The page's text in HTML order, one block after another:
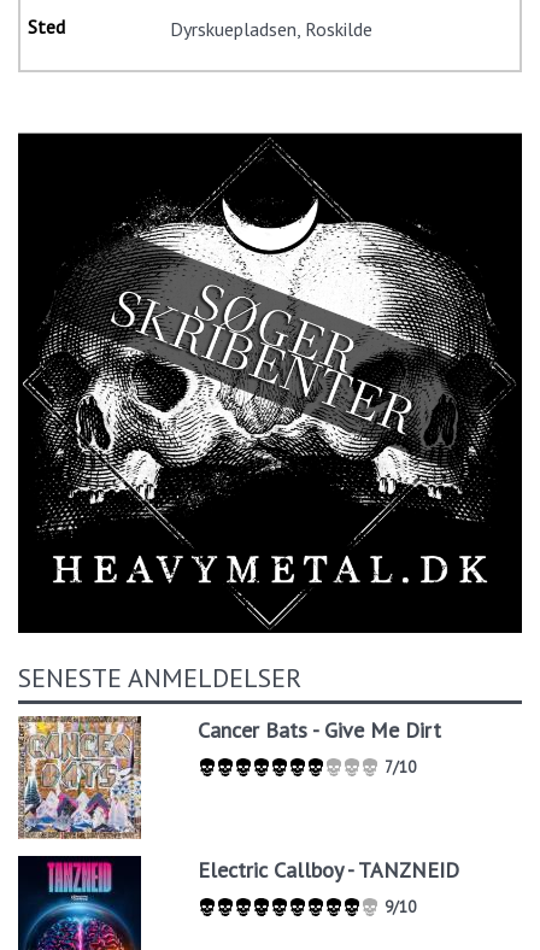
Dyrskuepladsen, Roskilde
SENESTE ANMELDELSER
Cancer Bats - Give Me Dirt
7/10
Electric Callboy - TANZNEID
9/10